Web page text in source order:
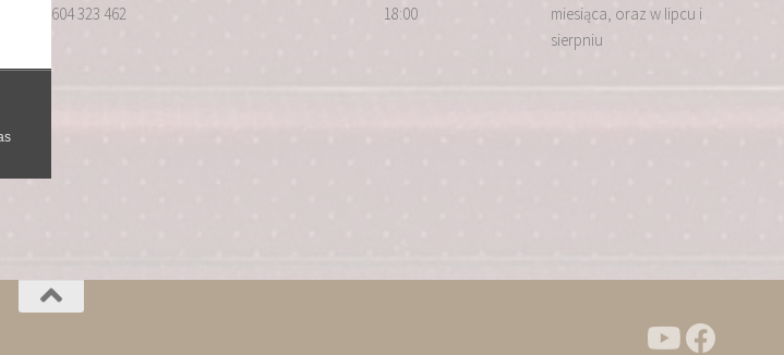
604 323 462
18:00
miesiąca, oraz w lipcu i
sierpniu